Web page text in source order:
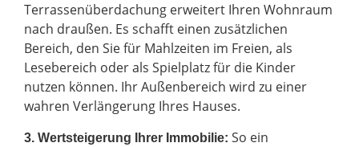
Terrassenüberdachung erweitert Ihren Wohnraum
nach draußen. Es schafft einen zusätzlichen
Bereich, den Sie für Mahlzeiten im Freien, als
Lesebereich oder als Spielplatz für die Kinder
nutzen können. Ihr Außenbereich wird zu einer
wahren Verlängerung Ihres Hauses.
3. Wertsteigerung Ihrer Immobilie: So ein